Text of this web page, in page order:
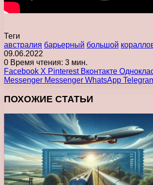
Теги
австралия барьерный большой
09.06.2022
0 Время чтения: 3 мин.
Facebook X Pinterest Вконтакте
Messenger Messenger WhatsApp
ПОХОЖИЕ СТАТЬИ